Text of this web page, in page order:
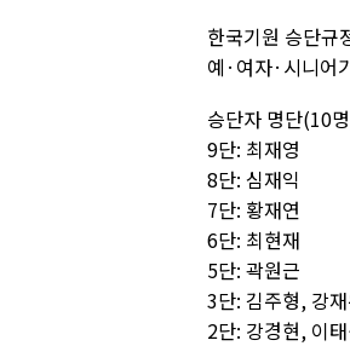
한국기원 승단규
예·여자·시니어
승단자 명단(10
9단: 최재영
8단: 심재익
7단: 황재연
6단: 최현재
5단: 곽원근
3단: 김주형, 강
2단: 강경현, 이